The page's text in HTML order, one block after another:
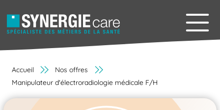
Accueil
Nos offres
Manipulateur d'électroradiologie médicale F/H